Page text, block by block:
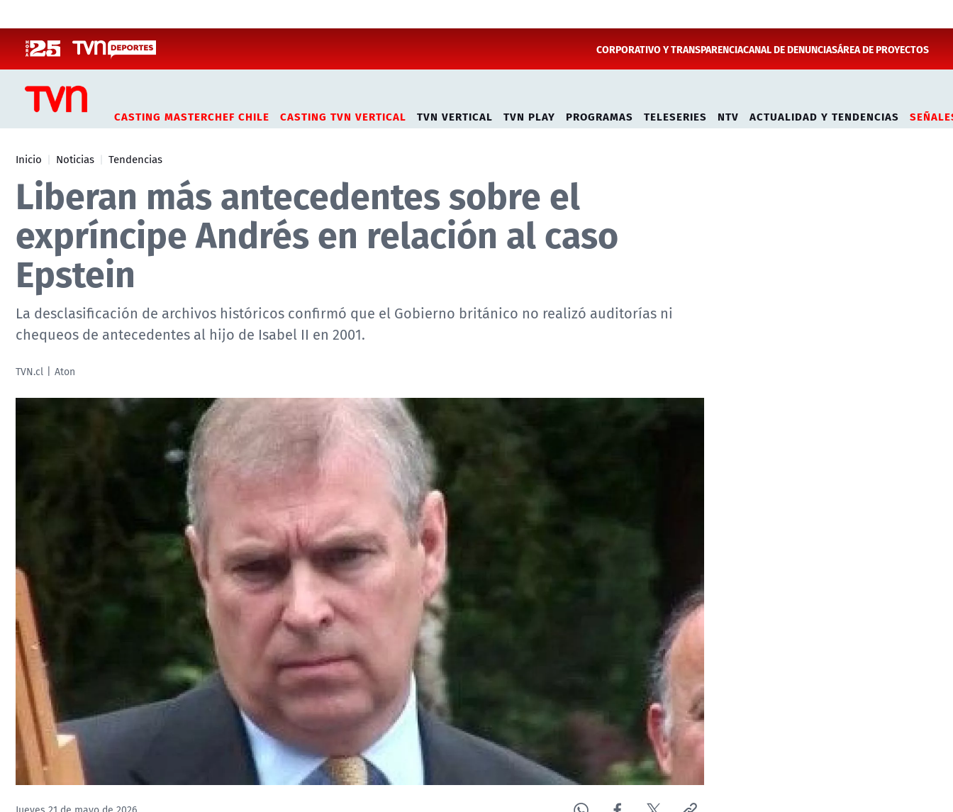
CORPORATIVO Y TRANSPARENCIACANAL DE DENUNCIASÁREA DE PROYECTOS
CASTING MASTERCHEF CHILE CASTING TVN VERTICAL TVN VERTICAL TVN PLAY PROGRAMAS TELESERIES NTV ACTUALIDAD Y TENDENCIAS
Inicio Noticias Tendencias
Liberan más antecedentes sobre el
expríncipe Andrés en relación al caso
Epstein
La desclasificación de archivos históricos confirmó que el Gobierno británico no realizó auditorías ni
chequeos de antecedentes al hijo de Isabel II en 2001.
TVN.cl Aton